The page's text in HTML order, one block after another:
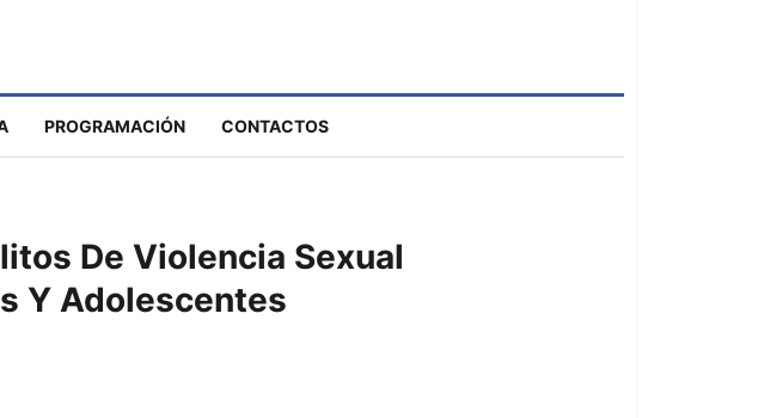
PROGRAMACIÓN CONTACTOS
De Violencia Sexual
Y Adolescentes